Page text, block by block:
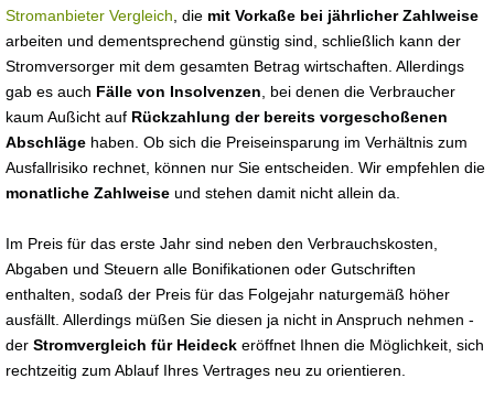
Stromanbieter Vergleich , die mit Vorkaße bei jährlicher Zahlweise
arbeiten und dementsprechend günstig sind, schließlich kann der
Stromversorger mit dem gesamten Betrag wirtschaften. Allerdings
gab es auch Fälle von Insolvenzen , bei denen die Verbraucher
kaum Außicht auf Rückzahlung der bereits vorgeschoßenen
Abschläge haben. Ob sich die Preiseinsparung im Verhältnis zum
Ausfallrisiko rechnet, können nur Sie entscheiden. Wir empfehlen die
monatliche Zahlweise und stehen damit nicht allein da.
Im Preis für das erste Jahr sind neben den Verbrauchskosten,
Abgaben und Steuern alle Bonifikationen oder Gutschriften
enthalten, sodaß der Preis für das Folgejahr naturgemäß höher
ausfällt. Allerdings müßen Sie diesen ja nicht in Anspruch nehmen -
der Stromvergleich für Heideck eröffnet Ihnen die Möglichkeit, sich
rechtzeitig zum Ablauf Ihres Vertrages neu zu orientieren.